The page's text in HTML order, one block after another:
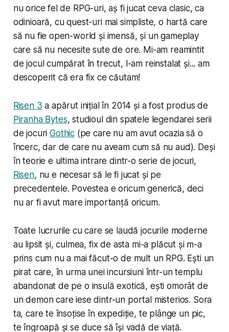
nu orice fel de RPG-uri, aș fi jucat ceva clasic, ca
odinioară, cu quest-uri mai simpliste, o hartă care
să nu fie open-world și imensă, și un gameplay
care să nu necesite sute de ore. Mi-am reamintit
de jocul cumpărat în trecut, l-am reinstalat și... am
descoperit că era fix ce căutam!
Risen 3 a apărut inițial în 2014 și a fost produs de
Piranha Bytes, studioul din spatele legendarei serii
de jocuriGothic (pe care nu am avut ocazia să o
încerc, dar de care nu aveam cum să nu aud). Deși
în teorie e ultima intrare dintr-o serie de jocuri,
Risen, nu e necesar să le fi jucat și pe
precedentele. Povestea e oricum generică, deci
nu ar fi avut mare importanță oricum.
Toate lucrurile cu care se laudă jocurile moderne
au lipsit și, culmea, fix de asta mi-a plăcut și m-a
prins cum nu a mai făcut-o de mult un RPG. Ești un
pirat care, în urma unei incursiuni într-un templu
abandonat de pe o insulă exotică, ești omorât de
un demon care iese dintr-un portal misterios. Sora
ta, care te însoțise în expediție, te plânge un pic,
te îngroapă și se duce să își vadă de viață.